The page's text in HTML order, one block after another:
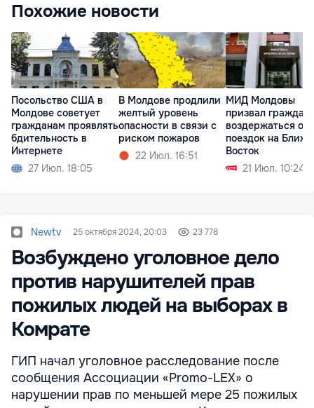
Похожие новости
Посольство США в
Молдове советует
гражданам проявлять
бдительность в
Интернете
27 Июл. 18:05
В Молдове продлили
желтый уровень
опасности в связи с
риском пожаров
22 Июл. 16:51
МИД Молдовы
призвал граждан
воздержаться от
поездок на
Восток
21 Июл. 10:24
Newtv 25 октября 2024, 20:03 23 778
Возбуждено уголовное дело
против нарушителей прав
пожилых людей на выборах в
Комрате
ГИП начал уголовное расследование после
сообщения Ассоциации «Promo-LEX» о
нарушении прав по меньшей мере 25 пожилых